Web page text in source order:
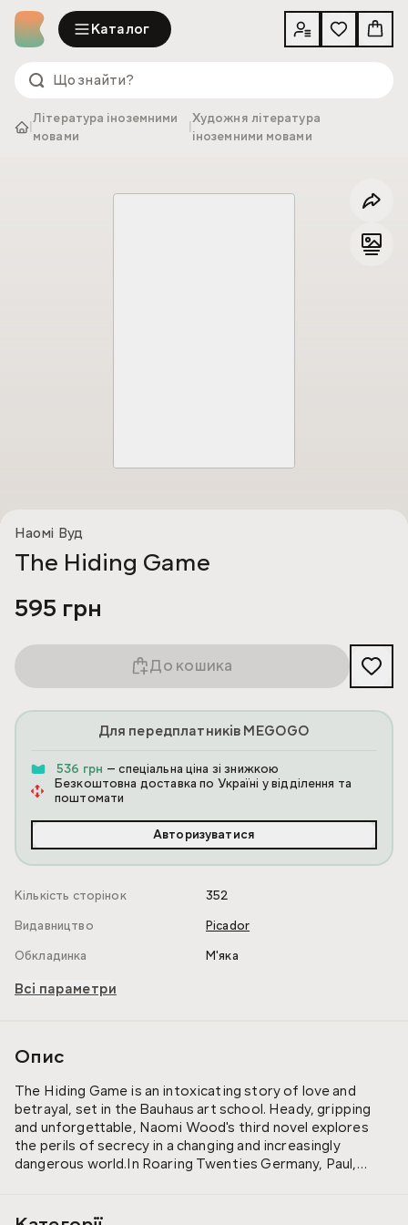
Каталог
|
Література іноземними
мовами
Художня література
іноземними мовами
Наомі Вуд
The Hiding Game
595 грн
До кошика
Для передплатників MEGOGO
536 грн — спеціальна ціна зі знижкою
Безкоштовна доставка по Україні у відділення та
поштомати
Авторизуватися
Кількість сторінок
352
Видавництво
Picador
Обкладинка
М'яка
Всі параметри
Опис
The Hiding Game is an intoxicating story of love and
betrayal, set in the Bauhaus art school. Heady, gripping
and unforgettable, Naomi Wood's third novel explores
the perils of secrecy in a changing and increasingly
dangerous world.In Roaring Twenties Germany, Paul,
rivalries collide. But when Walter is betrayed, he makes a